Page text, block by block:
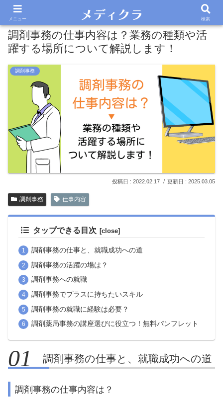
調剤事務の仕事内容は？業務の種類や活
躍する場所について解説します！
調剤事務
2022.02.17 2025.03.05
調剤事務 仕事内容
タップできる目次
調剤事務の仕事と、就職成功への道
調剤事務の活躍の場は？
調剤事務への就職
調剤事務でプラスに持ちたいスキル
調剤事務の就職に経験は必要？
調剤薬局事務の講座選びに役立つ！無料パンフレット
調剤事務の仕事と、就職成功への道
調剤事務の仕事内容は？
メニュー 検索